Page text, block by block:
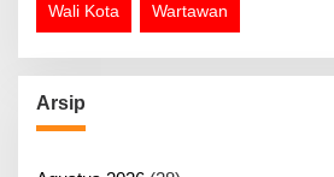
Wali Kota Wartawan
Arsip